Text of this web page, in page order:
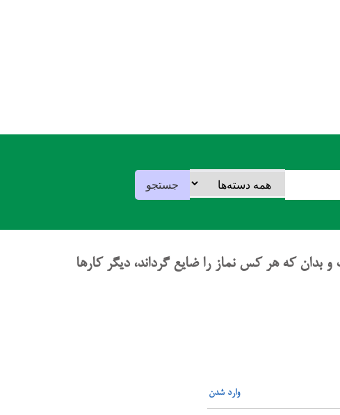
بدان که هر کس نماز را ضایع گرداند، دیگر کارها
وارد شدن